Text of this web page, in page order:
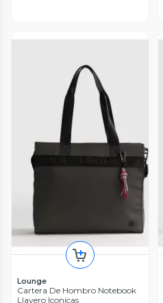
Lounge
Cartera De Hombro Notebook
Llavero Iconicas